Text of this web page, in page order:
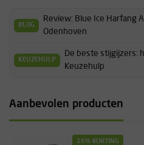
BLOG
Review: Blue Ice Harfang
Odenhoven
KEUZEHULP
De beste stijgijzers:
Keuzehulp
Aanbevolen producten
16% KORTING